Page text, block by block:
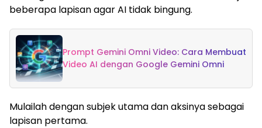
beberapa lapisan agar AI tidak bingung.
Prompt Gemini Omni Video: Cara Membuat
Video AI dengan Google Gemini Omni
Mulailah dengan subjek utama dan aksinya sebagai
lapisan pertama.